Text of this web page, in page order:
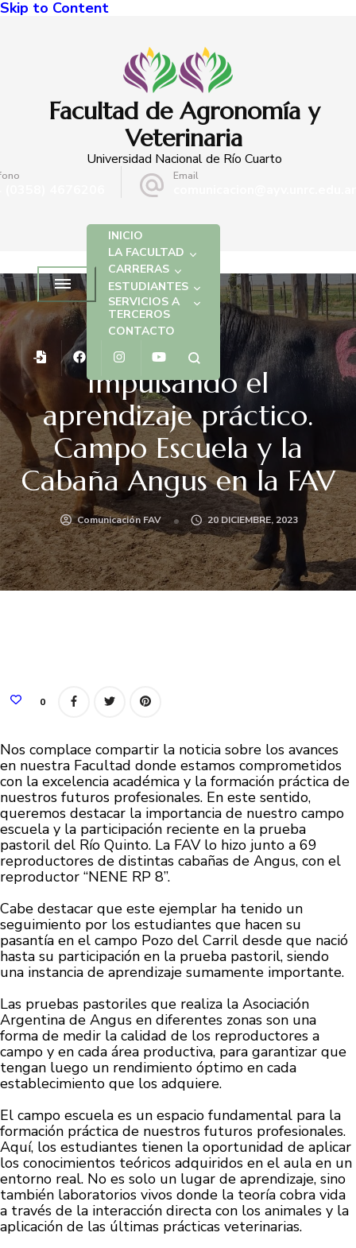
Skip to Content
Facultad de Agronomía y
Veterinaria
Universidad Nacional de Río Cuarto
Email
INICIO
LA FACULTAD
CARRERAS
ESTUDIANTES
SERVICIOS A
TERCEROS
CONTACTO
NOTICIAS
Impulsando el
aprendizaje práctico.
Campo Escuela y la
Cabaña Angus en la FAV
Comunicación FAV 20 DICIEMBRE, 2023
0
Nos complace compartir la noticia sobre los avances
en nuestra Facultad donde estamos comprometidos
con la excelencia académica y la formación práctica de
nuestros futuros profesionales. En este sentido,
queremos destacar la importancia de nuestro campo
escuela y la participación reciente en la prueba
pastoril del Río Quinto. La FAV lo hizo junto a 69
reproductores de distintas cabañas de Angus, con el
reproductor “NENE RP 8”.
Cabe destacar que este ejemplar ha tenido un
seguimiento por los estudiantes que hacen su
pasantía en el campo Pozo del Carril desde que nació
hasta su participación en la prueba pastoril, siendo
una instancia de aprendizaje sumamente importante.
Las pruebas pastoriles que realiza la Asociación
Argentina de Angus en diferentes zonas son una
forma de medir la calidad de los reproductores a
campo y en cada área productiva, para garantizar que
tengan luego un rendimiento óptimo en cada
establecimiento que los adquiere.
El campo escuela es un espacio fundamental para la
formación práctica de nuestros futuros profesionales.
Aquí, los estudiantes tienen la oportunidad de aplicar
los conocimientos teóricos adquiridos en el aula en un
entorno real. No es solo un lugar de aprendizaje, sino
también laboratorios vivos donde la teoría cobra vida
a través de la interacción directa con los animales y la
aplicación de las últimas prácticas veterinarias.